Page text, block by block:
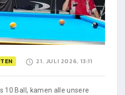
21. JULI 2026, 13:11
10 Ball, kamen alle unsere